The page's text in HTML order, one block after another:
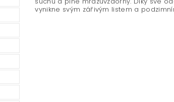
vynikne svým zářivým listem a